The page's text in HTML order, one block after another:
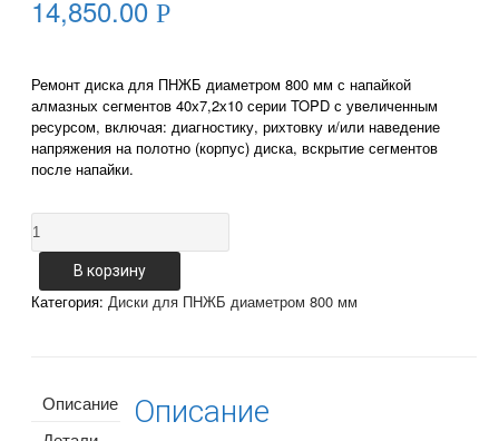
14,850.00Р
Ремонт диска для ПНЖБ диаметром 800 мм с напайкой
алмазных сегментов 40х7,2х10 серии TOPD с увеличенным
ресурсом, включая: диагностику, рихтовку и/или наведение
напряжения на полотно (корпус) диска, вскрытие сегментов
после напайки.
Количество
Ремонт
для
ПНЖБ
(жесткий
сегмент)
В корзину
Категория: Диски для ПНЖБ диаметром 800 мм
Описание
Описание